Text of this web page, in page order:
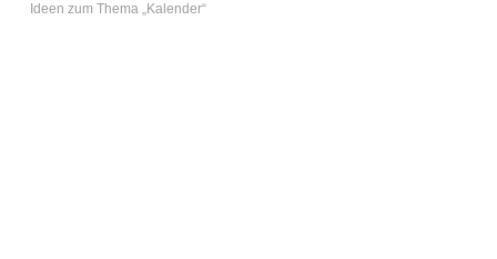
Ideen zum Thema „Kalender“